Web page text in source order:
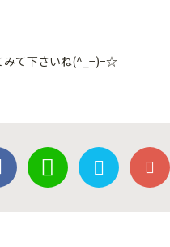
みて下さいね(^_−)−☆